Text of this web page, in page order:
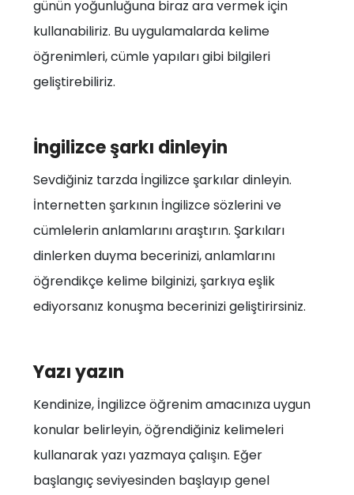
günün yoğunluğuna biraz ara vermek için
kullanabiliriz. Bu uygulamalarda kelime
öğrenimleri, cümle yapıları gibi bilgileri
geliştirebiliriz.
İngilizce şarkı dinleyin
Sevdiğiniz tarzda İngilizce şarkılar dinleyin.
İnternetten şarkının İngilizce sözlerini ve
cümlelerin anlamlarını araştırın. Şarkıları
dinlerken duyma becerinizi, anlamlarını
öğrendikçe kelime bilginizi, şarkıya eşlik
ediyorsanız konuşma becerinizi geliştirirsiniz.
Yazı yazın
Kendinize, İngilizce öğrenim amacınıza uygun
konular belirleyin, öğrendiğiniz kelimeleri
kullanarak yazı yazmaya çalışın. Eğer
başlangıç seviyesinden başlayıp genel